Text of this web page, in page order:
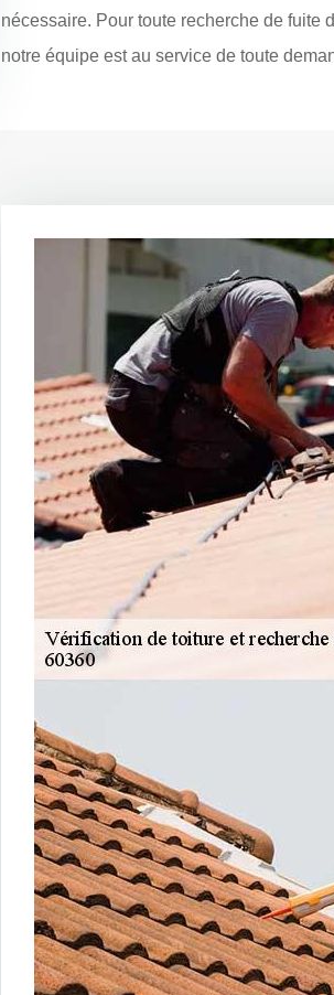
nécessaire. Pour toute recherche de fuite
notre équipe est au service de toute